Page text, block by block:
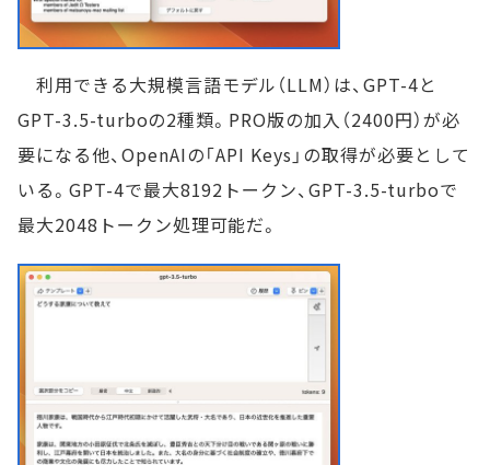
利用できる大規模言語モデル（LLM）は、GPT-4と
GPT-3.5-turboの2種類。PRO版の加入（2400円）が必
要になる他、OpenAIの「API Keys」の取得が必要として
いる。GPT-4で最大8192トークン、GPT-3.5-turboで
最大2048トークン処理可能だ。